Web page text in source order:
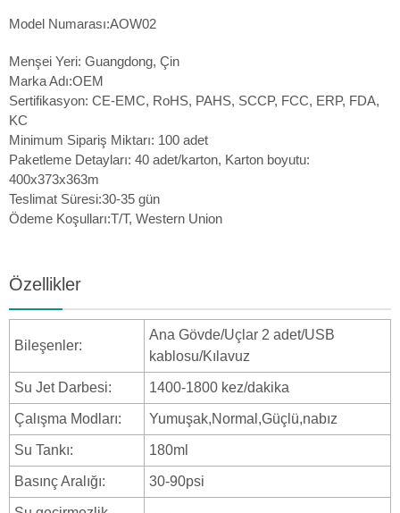
Model Numarası:AOW02
Menşei Yeri: Guangdong, Çin
Marka Adı:OEM
Sertifikasyon: CE-EMC, RoHS, PAHS, SCCP, FCC, ERP, FDA,
KC
Minimum Sipariş Miktarı: 100 adet
Paketleme Detayları: 40 adet/karton, Karton boyutu:
400x373x363m
Teslimat Süresi:30-35 gün
Ödeme Koşulları:T/T, Western Union
Özellikler
Bileşenler:
Ana Gövde/Uçlar 2 adet/USB
kablosu/Kılavuz
Su Jet Darbesi: 1400-1800 kez/dakika
Çalışma Modları: Yumuşak,Normal,Güçlü,nabız
Su Tankı: 180ml
Basınç Aralığı: 30-90psi